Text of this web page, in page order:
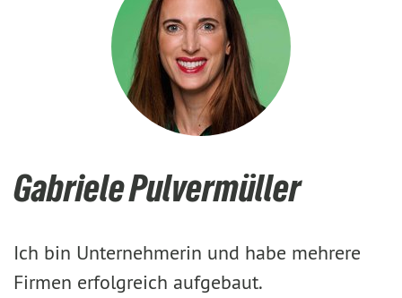
Gabriele Pulvermüller
Ich bin Unternehmerin und habe mehrere
Firmen erfolgreich aufgebaut.